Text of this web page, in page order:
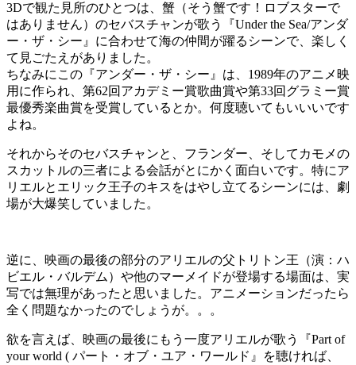
3Dで観た見所のひとつは、蟹（そう蟹です！ロブスターで
はありません）のセバスチャンが歌う『Under the Sea/アンダ
ー・ザ・シー』に合わせて海の仲間が躍るシーンで、楽しく
て見ごたえがありました。
ちなみにこの『アンダー・ザ・シー』は、1989年のアニメ映
用に作られ、第62回アカデミー賞歌曲賞や第33回グラミー賞
最優秀楽曲賞を受賞しているとか。何度聴いてもいいいです
よね。
それからそのセバスチャンと、フランダー、そしてカモメの
スカットルの三者による会話がとにかく面白いです。特にア
リエルとエリック王子のキスをはやし立てるシーンには、劇
場が大爆笑していました。
逆に、映画の最後の部分のアリエルの父トリトン王（演：ハ
ビエル・バルデム）や他のマーメイドが登場する場面は、実
写では無理があったと思いました。アニメーションだったら
全く問題なかったのでしょうが。。。
欲を言えば、映画の最後にもう一度アリエルが歌う『Part of
your world ( パート・オブ・ユア・ワールド』を聴ければ、